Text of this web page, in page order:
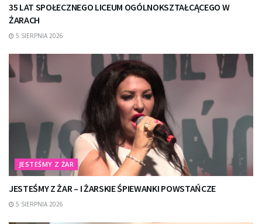
35 LAT SPOŁECZNEGO LICEUM OGÓLNOKSZTAŁCĄCEGO W
ŻARACH
5 SIERPNIA 2026
JESTEŚMY Z ŻAR
JESTEŚMY Z ŻAR – I ŻARSKIE ŚPIEWANKI POWSTAŃCZE
5 SIERPNIA 2026